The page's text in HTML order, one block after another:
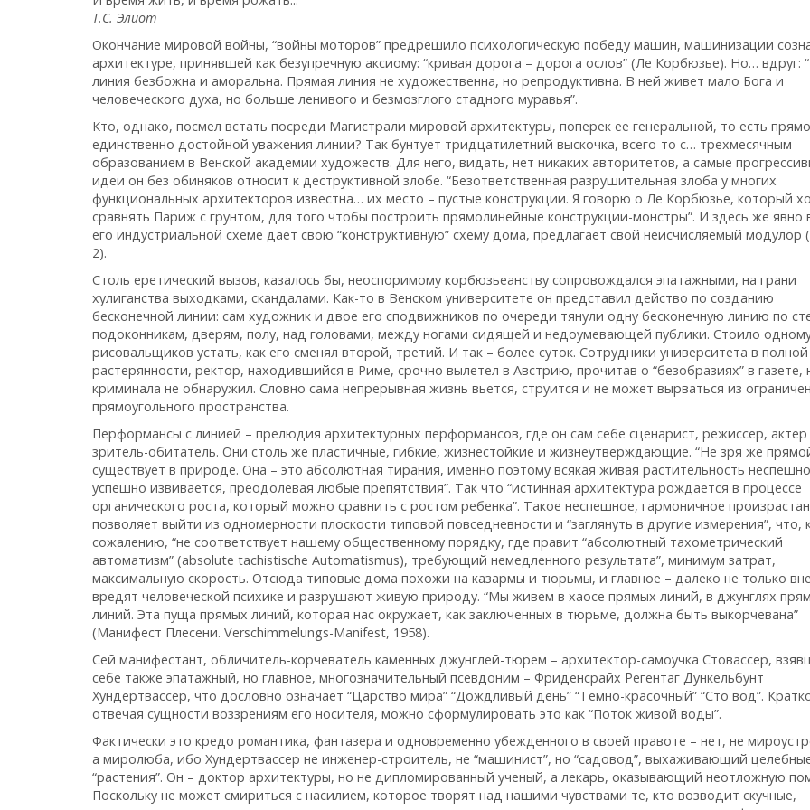
Т.С. Элиот
Окончание мировой войны, “войны моторов” предрешило психологическую победу машин, машинизации
архитектуре, принявшей как безупречную аксиому: “кривая дорога – дорога ослов” (Ле Корбюзье). Но… вдруг:
линия безбожна и аморальна. Прямая линия не художественна, но репродуктивна. В ней живет мало Бога и
человеческого духа, но больше ленивого и безмозглого стадного муравья”.
Кто, однако, посмел встать посреди Магистрали мировой архитектуры, поперек ее генеральной, то есть
единственно достойной уважения линии? Так бунтует тридцатилетний выскочка, всего-то с… трехмесячным
образованием в Венской академии художеств. Для него, видать, нет никаких авторитетов, а самые
идеи он без обиняков относит к деструктивной злобе. “Безответственная разрушительная злоба у многих
функциональных архитекторов известна… их место – пустые конструкции. Я говорю о Ле Корбюзье, который
сравнять Париж с грунтом, для того чтобы построить прямолинейные конструкции-монстры”. И здесь же явно
его индустриальной схеме дает свою “конструктивную” схему дома, предлагает свой неисчисляемый модулор
2).
Столь еретический вызов, казалось бы, неоспоримому корбюзьеанству сопровождался эпатажными, на грани
хулиганства выходками, скандалами. Как-то в Венском университете он представил действо по созданию
бесконечной линии: сам художник и двое его сподвижников по очереди тянули одну бесконечную линию по
подоконникам, дверям, полу, над головами, между ногами сидящей и недоумевающей публики. Стоило
рисовальщиков устать, как его сменял второй, третий. И так – более суток. Сотрудники университета в полной
растерянности, ректор, находившийся в Риме, срочно вылетел в Австрию, прочитав о “безобразиях” в газете,
криминала не обнаружил. Словно сама непрерывная жизнь вьется, струится и не может вырваться из
прямоугольного пространства.
Перформансы с линией – прелюдия архитектурных перформансов, где он сам себе сценарист, режиссер,
зритель-обитатель. Они столь же пластичные, гибкие, жизнестойкие и жизнеутверждающие. “Не зря же
существует в природе. Она – это абсолютная тирания, именно поэтому всякая живая растительность
успешно извивается, преодолевая любые препятствия”. Так что “истинная архитектура рождается в процессе
органического роста, который можно сравнить с ростом ребенка”. Такое неспешное, гармоничное
позволяет выйти из одномерности плоскости типовой повседневности и “заглянуть в другие измерения”, что,
сожалению, “не соответствует нашему общественному порядку, где правит “абсолютный тахометрический
автоматизм” (absolute tachistische Automatismus), требующий немедленного результата”, минимум затрат,
максимальную скорость. Отсюда типовые дома похожи на казармы и тюрьмы, и главное – далеко не только
вредят человеческой психике и разрушают живую природу. “Мы живем в хаосе прямых линий, в джунглях
линий. Эта пуща прямых линий, которая нас окружает, как заключенных в тюрьме, должна быть выкорчевана”
(Манифест Плесени. Verschimmelungs-Manifest, 1958).
Сей манифестант, обличитель-корчеватель каменных джунглей-тюрем – архитектор-самоучка Стовассер,
себе также эпатажный, но главное, многозначительный псевдоним – Фриденсрайх Регентаг Дункельбунт
Хундертвассер, что дословно означает “Царство мира” “Дождливый день” “Темно-красочный” “Сто вод”.
отвечая сущности воззрениям его носителя, можно сформулировать это как “Поток живой воды”.
Фактически это кредо романтика, фантазера и одновременно убежденного в своей правоте – нет, не
а миролюба, ибо Хундертвассер не инженер-строитель, не “машинист”, но “садовод”, выхаживающий
“растения”. Он – доктор архитектуры, но не дипломированный ученый, а лекарь, оказывающий неотложную
Поскольку не может смириться с насилием, которое творят над нашими чувствами те, кто возводит скучные,